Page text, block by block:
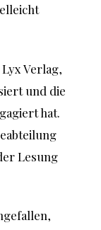
Verlag,
und die
hat.
Lesung